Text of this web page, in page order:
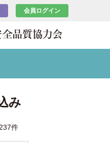
会員ログイン
み
件